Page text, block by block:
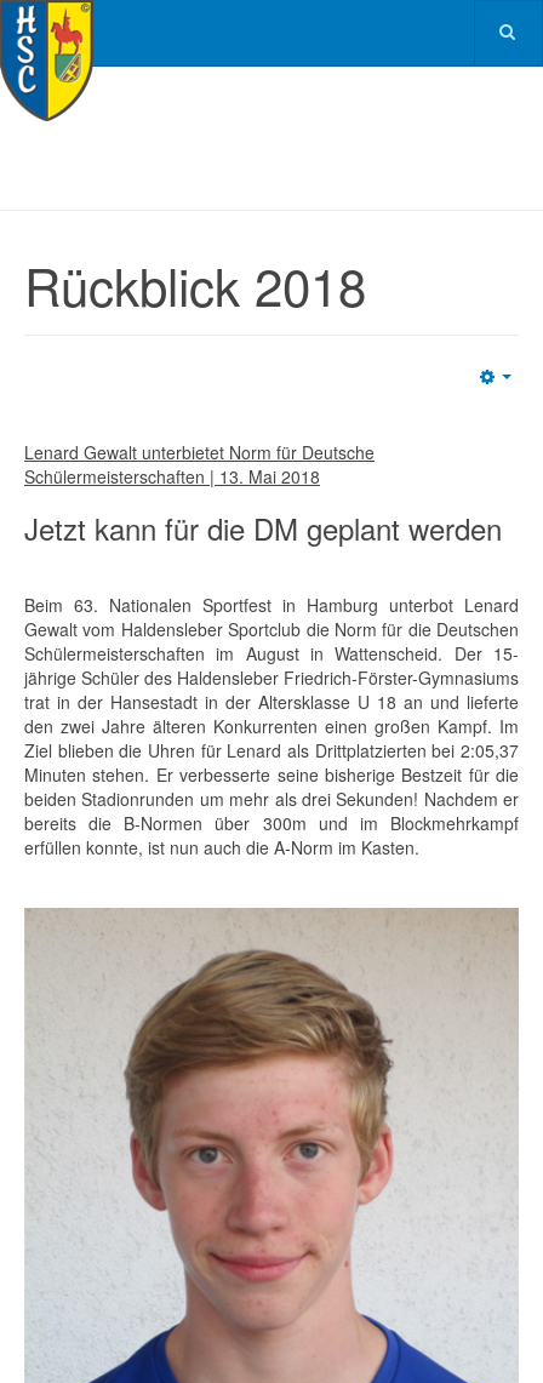
Rückblick 2018
Lenard Gewalt unterbietet Norm für Deutsche
Schülermeisterschaften | 13. Mai 2018
Jetzt kann für die DM geplant werden
Beim 63. Nationalen Sportfest in Hamburg unterbot Lenard
Gewalt vom Haldensleber Sportclub die Norm für die Deutschen
Schülermeisterschaften im August in Wattenscheid. Der 15-
jährige Schüler des Haldensleber Friedrich-Förster-Gymnasiums
trat in der Hansestadt in der Altersklasse U 18 an und lieferte
den zwei Jahre älteren Konkurrenten einen großen Kampf. Im
Ziel blieben die Uhren für Lenard als Drittplatzierten bei 2:05,37
Minuten stehen. Er verbesserte seine bisherige Bestzeit für die
beiden Stadionrunden um mehr als drei Sekunden! Nachdem er
bereits die B-Normen über 300m und im Blockmehrkampf
erfüllen konnte, ist nun auch die A-Norm im Kasten.